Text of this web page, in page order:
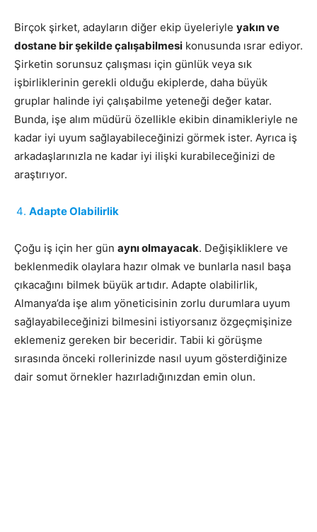
Birçok şirket, adayların diğer ekip üyeleriyle yakın ve
dostane bir şekilde çalışabilmesi konusunda ısrar ediyor.
Şirketin sorunsuz çalışması için günlük veya sık
işbirliklerinin gerekli olduğu ekiplerde, daha büyük
gruplar halinde iyi çalışabilme yeteneği değer katar.
Bunda, işe alım müdürü özellikle ekibin dinamikleriyle ne
kadar iyi uyum sağlayabileceğinizi görmek ister. Ayrıca iş
arkadaşlarınızla ne kadar iyi ilişki kurabileceğinizi de
araştırıyor.
Adapte Olabilirlik
Çoğu iş için her gün aynı olmayacak. Değişikliklere ve
beklenmedik olaylara hazır olmak ve bunlarla nasıl başa
çıkacağını bilmek büyük artıdır. Adapte olabilirlik,
Almanya’da işe alım yöneticisinin zorlu durumlara uyum
sağlayabileceğinizi bilmesini istiyorsanız özgeçmişinize
eklemeniz gereken bir beceridir. Tabii ki görüşme
sırasında önceki rollerinizde nasıl uyum gösterdiğinize
dair somut örnekler hazırladığınızdan emin olun.